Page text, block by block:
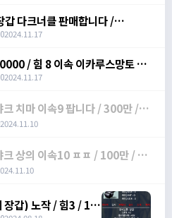
다크너클 판매합니다 /
공 8 장갑 /
2024.11.17
/ 힘 8 이속 이카루스망토 /
o/sbe7MC0g
2024.11.17
크 치마 이속9 팝니다 / 300만 /
속+4 상옵
2024.11.10
크 상의 이속10 ㅍㅍ / 100만 / 물
+3 상옵
장갑) 노작 / 힘3 / 13